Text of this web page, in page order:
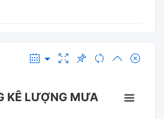
KÊ LƯỢNG MƯA